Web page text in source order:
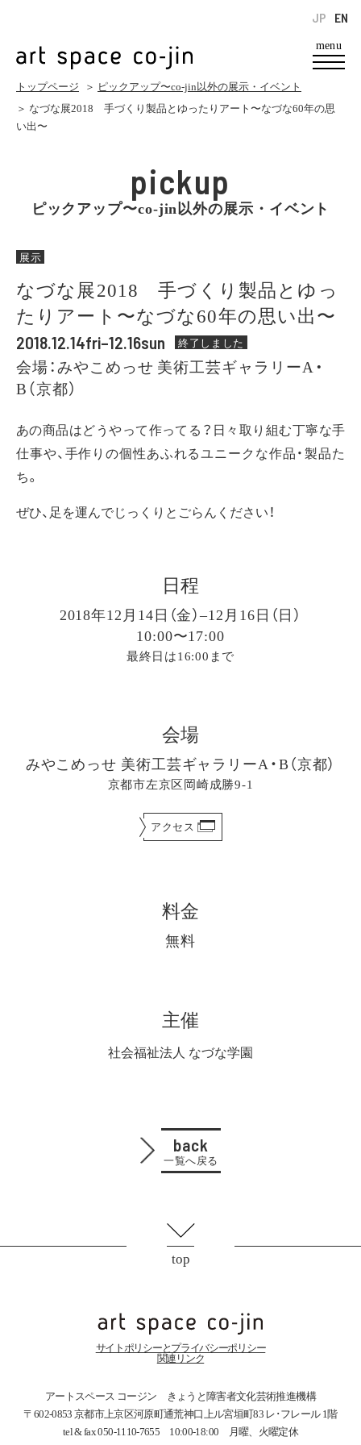
menu
EN
JP
トップページ ＞ ピックアップ〜co-jin以外の展示・イベント
＞ なづな展2018 手づくり製品とゆったりアート〜なづな60年の思
い出〜
pickup
ピックアップ〜co-jin以外の展示・イベント
展示
なづな展2018 手づくり製品とゆっ
たりアート〜なづな60年の思い出〜
2018.12.14fri–12.16sun 終了しました
会場：みやこめっせ 美術工芸ギャラリーA・
B（京都）
あの商品はどうやって作ってる？日々取り組む丁寧な手
仕事や、手作りの個性あふれるユニークな作品・製品た
ち。
ぜひ、足を運んでじっくりとごらんください！
日程
2018年12月14日（金）–12月16日（日）
10:00〜17:00
最終日は16:00まで
会場
みやこめっせ 美術工芸ギャラリーA・B（京都）
京都市左京区岡崎成勝9-1
アクセス
料金
無料
主催
社会福祉法人 なづな学園
back
一覧へ戻る
top
サイトポリシーとプライバシーポリシー
関連リンク
アートスペース コージン きょうと障害者文化芸術推進機構
〒602-0853 京都市上京区河原町通荒神口上ル宮垣町83 レ･フレール 1階
tel & fax 050-1110-7655 10:00-18:00 月曜、火曜定休